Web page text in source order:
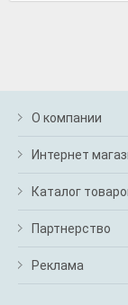
О компании
Интернет
Каталог
Партнерство
Реклама